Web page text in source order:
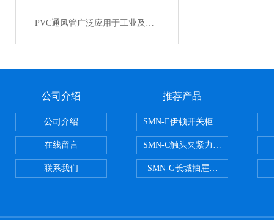
PVC通风管广泛应用于工业及建筑工程行业
公司介绍
公司介绍
在线留言
联系我们
推荐产品
SMN-E伊顿开关柜触头夹紧力检
SMN-C触头夹紧力检测仪
SMN-G长城抽屉开关柜触头夹紧